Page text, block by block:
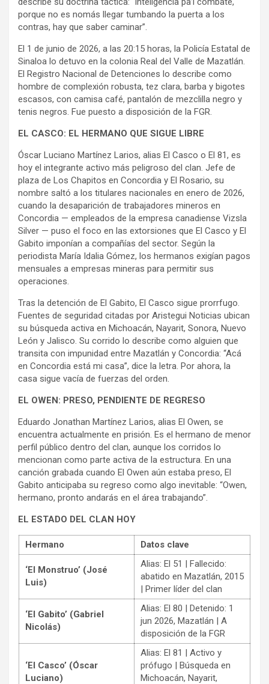
porque no es nomás llegar tumbando la puerta a los
contras, hay que saber caminar”.
El 1 de junio de 2026, a las 20:15 horas, la Policía Estatal de
Sinaloa lo detuvo en la colonia Real del Valle de Mazatlán.
El Registro Nacional de Detenciones lo describe como
hombre de complexión robusta, tez clara, barba y bigotes
escasos, con camisa café, pantalón de mezclilla negro y
tenis negros. Fue puesto a disposición de la FGR.
EL CASCO: EL HERMANO QUE SIGUE LIBRE
Óscar Luciano Martínez Larios, alias El Casco o El 81, es
hoy el integrante activo más peligroso del clan. Jefe de
plaza de Los Chapitos en Concordia y El Rosario, su
nombre saltó a los titulares nacionales en enero de 2026,
cuando la desaparición de trabajadores mineros en
Concordia — empleados de la empresa canadiense Vizsla
Silver — puso el foco en las extorsiones que El Casco y El
Gabito imponían a compañías del sector. Según la
periodista María Idalia Gómez, los hermanos exigían pagos
mensuales a empresas mineras para permitir sus
operaciones.
Tras la detención de El Gabito, El Casco sigue prorrfugo.
Fuentes de seguridad citadas por Aristegui Noticias ubican
su búsqueda activa en Michoacán, Nayarit, Sonora, Nuevo
León y Jalisco. Su corrido lo describe como alguien que
transita con impunidad entre Mazatlán y Concordia: “Acá
en Concordia está mi casa”, dice la letra. Por ahora, la
casa sigue vacía de fuerzas del orden.
EL OWEN: PRESO, PENDIENTE DE REGRESO
Eduardo Jonathan Martínez Larios, alias El Owen, se
encuentra actualmente en prisión. Es el hermano de menor
perfil público dentro del clan, aunque los corridos lo
mencionan como parte activa de la estructura. En una
canción grabada cuando El Owen aún estaba preso, El
Gabito anticipaba su regreso como algo inevitable: “Owen,
hermano, pronto andarás en el área trabajando”.
EL ESTADO DEL CLAN HOY
Hermano Datos clave
‘El Monstruo’ (José
Luis)
Alias: El 51 | Fallecido:
abatido en Mazatlán, 2015
| Primer líder del clan
‘El Gabito’ (Gabriel
Nicolás)
Alias: El 80 | Detenido: 1
jun 2026, Mazatlán | A
disposición de la FGR
‘El Casco’ (Óscar
Luciano)
Alias: El 81 | Activo y
prófugo | Búsqueda en
Michoacán, Nayarit,